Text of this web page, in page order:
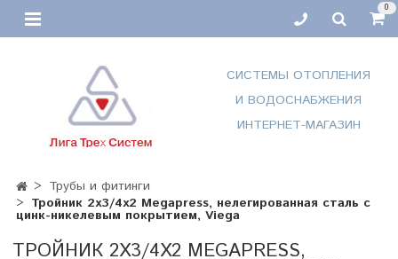
0
СИСТЕМЫ ОТОПЛЕНИЯ
И ВОДОСНАБЖЕНИЯ
ИНТЕРНЕТ-МАГАЗИН
Трубы и фитинги
Тройник 2х3/4х2 Megapress, нелегированная сталь с
цинк-никелевым покрытием, Viega
ТРОЙНИК 2Х3/4Х2 MEGAPRESS,